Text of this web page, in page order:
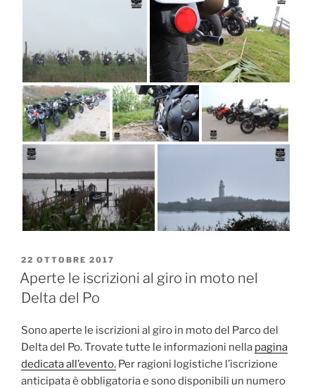
PUBBLICATO
IL
22 OTTOBRE 2017
Aperte le iscrizioni al giro in moto nel
Delta del Po
Sono aperte le iscrizioni al giro in moto del Parco del
Delta del Po. Trovate tutte le informazioni nella pagina
dedicata all’evento. Per ragioni logistiche l’iscrizione
anticipata è obbligatoria e sono disponibili un numero